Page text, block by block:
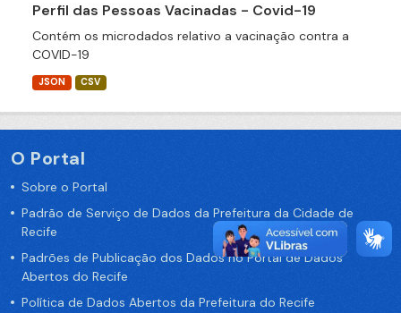
Perfil das Pessoas Vacinadas - Covid-19
Contém os microdados relativo a vacinação contra a
COVID-19
JSON CSV
O Portal
Sobre o Portal
Padrão de Serviço de Dados da Prefeitura da Cidade de
Recife
Padrões de Publicação dos Dados no Portal de Dados
Abertos do Recife
Política de Dados Abertos da Prefeitura do Recife